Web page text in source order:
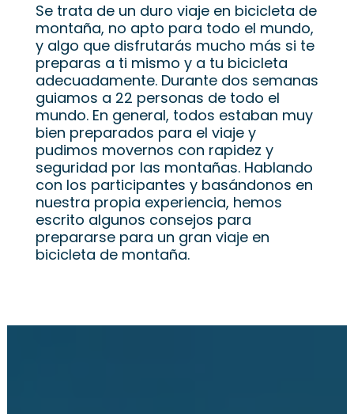
Se trata de un duro viaje en bicicleta de
montaña, no apto para todo el mundo,
y algo que disfrutarás mucho más si te
preparas a ti mismo y a tu bicicleta
adecuadamente. Durante dos semanas
guiamos a 22 personas de todo el
mundo. En general, todos estaban muy
bien preparados para el viaje y
pudimos movernos con rapidez y
seguridad por las montañas. Hablando
con los participantes y basándonos en
nuestra propia experiencia, hemos
escrito algunos consejos para
prepararse para un gran viaje en
bicicleta de montaña.